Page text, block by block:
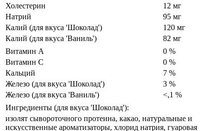
Холестерин
12 мг
Натрий
95 мг
Калий (для вкуса 'Шоколад')
120 мг
Калий (для вкуса 'Ваниль')
82 мг
Витамин А
0 %
Витамин С
0 %
Кальций
7 %
Железо (для вкуса 'Шоколад')
3 %
Железо (для вкуса 'Ваниль')
<,1 %
Ингредиенты (для вкуса 'Шоколад'):
изолят сывороточного протеина, какао, натуральные и
искусственные ароматизаторы, хлорид натрия, гуаровая